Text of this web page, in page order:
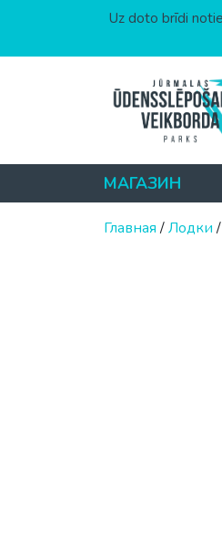
Uz doto brīdi
МАГАЗИН
Главная/Лодки